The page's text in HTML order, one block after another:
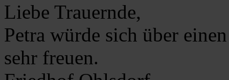
Liebe Trauernde,
Petra würde sich über
sehr freuen.